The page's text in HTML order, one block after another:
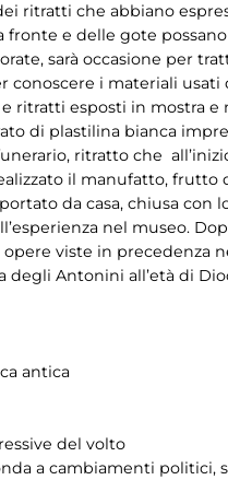
ritratti che abbiano
e delle gote possano
sarà occasione per
conoscere i materiali
ritratti esposti in mostra e
di plastilina bianca
ritratto che
il manufatto,
da casa, chiusa con
nel museo.
viste in precedenza
Antonini all’età di
antica
del volto
a cambiamenti politici,